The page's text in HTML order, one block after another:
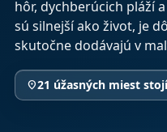
hôr, dychberúcich pláží
sú silnejší ako život, je
skutočne dodávajú v
location_on21 úžasných miest